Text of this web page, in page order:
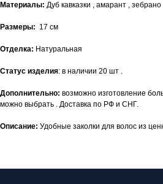
Материалы: Дуб кавказки , амарант , зебрано
Размеры: 17 см
Отделка: Натуральная
Статус изделия: в наличии 20 шт .
Дополнительно: возможно изготовление
можно выбрать . Доставка по РФ и СНГ.
Описание: Удобные заколки для волос из